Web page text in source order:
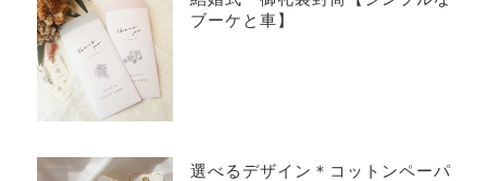
ブーケと車】
選べるデザイン＊コットンペーパ